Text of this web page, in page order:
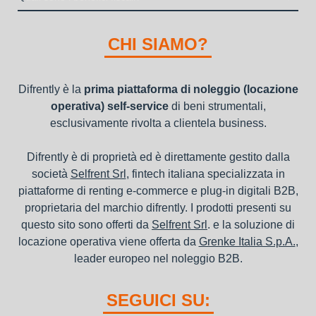
della richiesta da parte della stessa.
nel bilancio, poiché i canoni vengono considerati un servizio. I
canoni di noleggio sono deducibili ai fini IRES e IRAP
CHI SIAMO?
Difrently è la prima piattaforma di noleggio (locazione
operativa) self-servicedi beni strumentali,
esclusivamente rivolta a clientela business.
Difrently è di proprietà ed è direttamente gestito dalla
società Selfrent Srl , fintech italiana specializzata in
piattaforme di renting e-commerce e plug-in digitali B2B,
proprietaria del marchio difrently. I prodotti presenti su
questo sito sono offerti da Selfrent Srl . e la soluzione di
locazione operativa viene offerta da Grenke Italia S.p.A.,
leader europeo nel noleggio B2B.
SEGUICI SU: